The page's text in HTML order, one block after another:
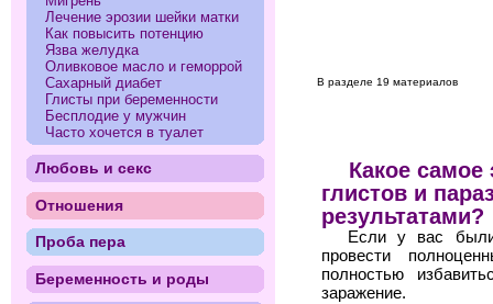
В разделе 19 материалов
Какое
глистов и
результатами?
Если у вас были
провести
полностью
заражение.
Лечение эрозии шейки матки
Как повысить потенцию
Язва желудка
Оливковое масло и геморрой
Сахарный диабет
Глисты при беременности
Бесплодие у мужчин
Часто хочется в туалет
Любовь и секс
Отношения
Проба пера
Беременность и роды